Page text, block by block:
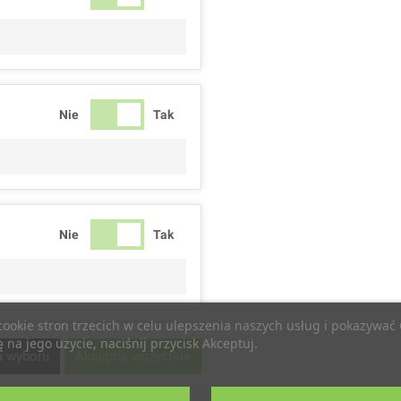
stron trzecich w celu ulepszenia naszych usług i
jego użycie, naciśnij przycisk Akceptuj.
Nie Tak
Nie Tak
Nie Tak
wyboru Akceptuj wszystkie